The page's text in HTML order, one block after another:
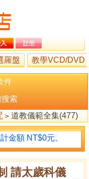
羅盤 教學VCD/DVD
件
索
> 道教儀範全集(477)
金額 NT$0元。
請太歲科儀